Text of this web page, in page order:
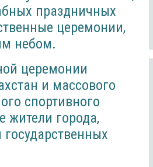
праздничных
церемонии,
небом.
церемонии
и массового
спортивного
жители города,